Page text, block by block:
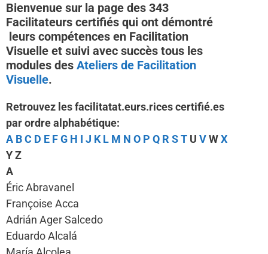
Bienvenue sur la page des 343
Facilitateurs certifiés qui ont démontré
leurs compétences en Facilitation
Visuelle et suivi avec succès tous les
modules des Ateliers de Facilitation
Visuelle.
Retrouvez les facilitatat.eurs.rices certifié.es
par ordre alphabétique:
A BC D E FG H I J K L M N O P Q R ST U VWX
Y Z
A
Éric Abravanel
Françoise Acca
Adrián Ager Salcedo
Eduardo Alcalá